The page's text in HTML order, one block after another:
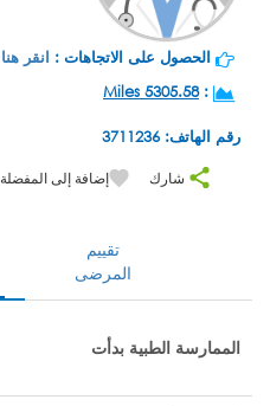
الحصول على الاتجاهات : انقر هنا
:
5305.58 Miles
رقم الهاتف: 3711236
شارك إضافة إلى المفضلة
تقييم
المرضى
الممارسة الطبية بدأت